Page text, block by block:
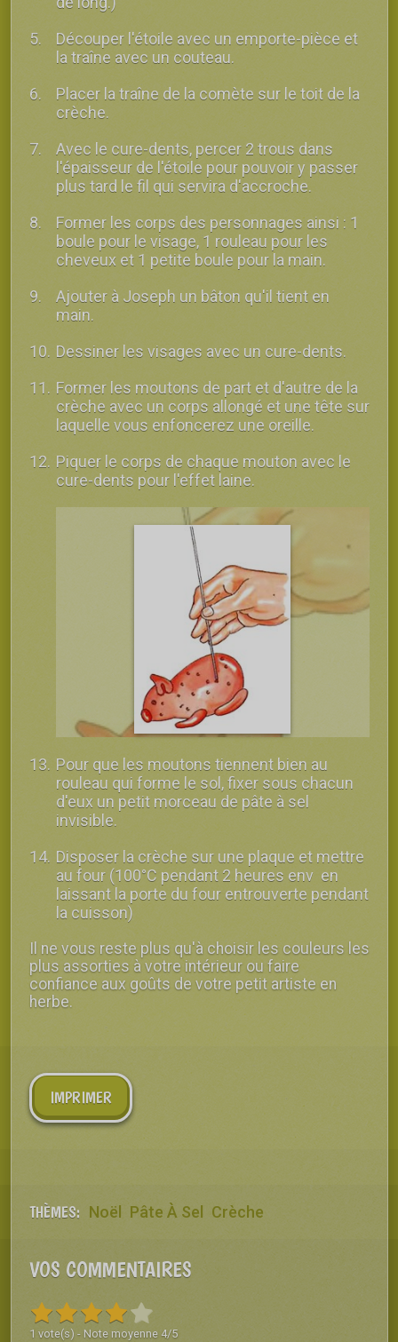
Découper l'étoile avec un emporte-pièce et
la traîne avec un couteau.
Placer la traîne de la comète sur le toit de la
crèche.
Avec le cure-dents, percer 2 trous dans
l'épaisseur de l'étoile pour pouvoir y passer
plus tard le fil qui servira d'accroche.
Former les corps des personnages ainsi : 1
boule pour le visage, 1 rouleau pour les
cheveux et 1 petite boule pour la main.
Ajouter à Joseph un bâton qu'il tient en
main.
Dessiner les visages avec un cure-dents.
Former les moutons de part et d'autre de la
crèche avec un corps allongé et une tête sur
laquelle vous enfoncerez une oreille.
Piquer le corps de chaque mouton avec le
cure-dents pour l'effet laine.
Pour que les moutons tiennent bien au
rouleau qui forme le sol, fixer sous chacun
d'eux un petit morceau de pâte à sel
invisible.
Disposer la crèche sur une plaque et mettre
au four (100°C pendant 2 heures env en
laissant la porte du four entrouverte pendant
la cuisson)
Il ne vous reste plus qu'à choisir les couleurs les
plus assorties à votre intérieur ou faire
confiance aux goûts de votre petit artiste en
herbe.
IMPRIMER
THÈMES: Noël Pâte À Sel Crèche
VOS COMMENTAIRES
1 vote(s) - Note moyenne 4/5